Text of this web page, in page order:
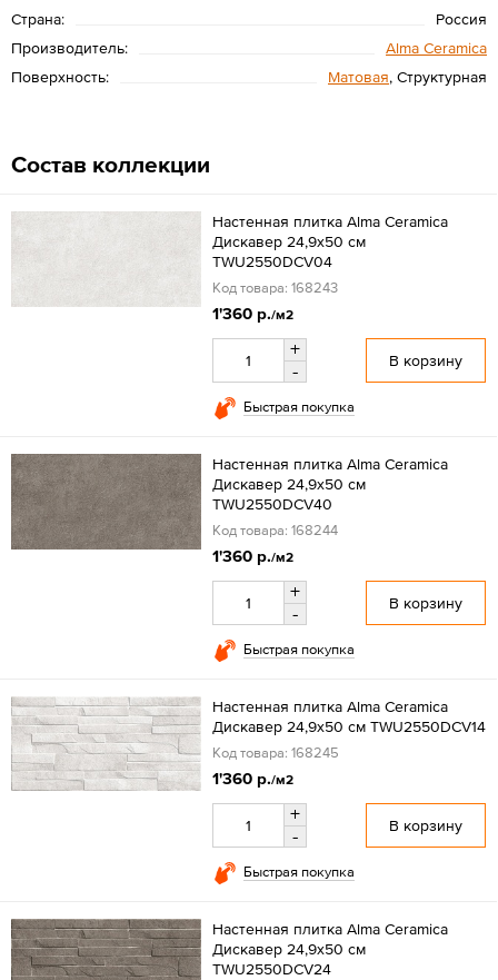
Страна:
Россия
Производитель:
Alma Ceramica
Поверхность:
Матовая, Структурная
Состав коллекции
Настенная плитка Alma Ceramica
Дискавер 24,9x50 см
TWU2550DCV04
Код товара: 168243
1'360 р./м2
+
-
В корзину
Быстрая покупка
Настенная плитка Alma Ceramica
Дискавер 24,9x50 см
TWU2550DCV40
Код товара: 168244
1'360 р./м2
+
-
В корзину
Быстрая покупка
Настенная плитка Alma Ceramica
Дискавер 24,9x50 см TWU2550DCV14
Код товара: 168245
1'360 р./м2
+
-
В корзину
Быстрая покупка
Настенная плитка Alma Ceramica
Дискавер 24,9x50 см
TWU2550DCV24